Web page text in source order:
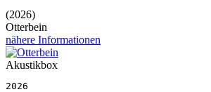
(2026)
Otterbein
nähere Informationen
Akustikbox
2026